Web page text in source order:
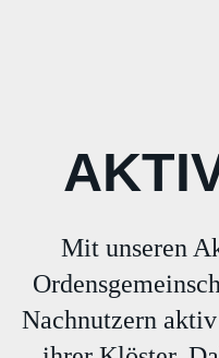
Mit unseren
Nachnutzern